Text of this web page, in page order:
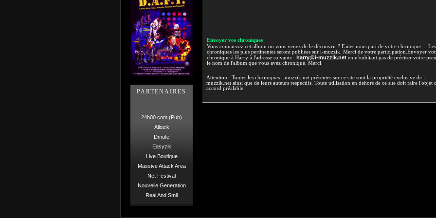
PARTENAIRES
24h00.com (Pub)
Allozik
Dmute
Easyzik
Live Boutique
Massive Attack Area
Net Festival
Nouvelle Generation
Real And Smil
Envoyer vos chroniques
Vous connaissez cet album ou vous venez de le découvrir ? Faites nous part de votre chronique ... Les
chroniques les plus pertinentes seront publiées sur i-muzzik. Merci de votre participation.Envoyer
chronique à Harry à l'adresse suivante : harry@i-muzzik.neten n'oubliant pas de préciser votre
le nom de l'album que vous avez chroniqué. Merci.
Attention : Toutes les chroniques i-muzzik.net présentes sur ce site sont la propriété exclusive de i-
muzzik.net ainsi que de leurs auteurs respectifs. Toute utilisation en dehors de ce site doit faire l'objet
accord préalable.